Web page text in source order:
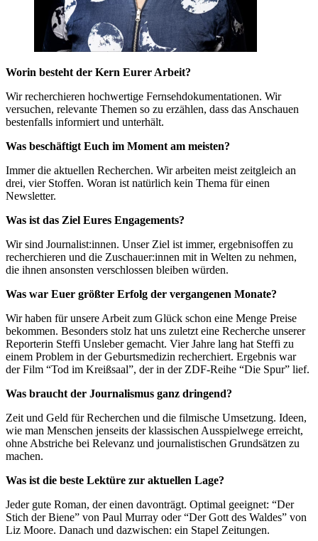
Worin besteht der Kern Eurer Arbeit?
Wir recherchieren hochwertige Fernsehdokumentationen. Wir
versuchen, relevante Themen so zu erzählen, dass das Anschauen
bestenfalls informiert und unterhält.
Was beschäftigt Euch im Moment am meisten?
Immer die aktuellen Recherchen. Wir arbeiten meist zeitgleich an
drei, vier Stoffen. Woran ist natürlich kein Thema für einen
Newsletter.
Was ist das Ziel Eures Engagements?
Wir sind Journalist:innen. Unser Ziel ist immer, ergebnisoffen zu
recherchieren und die Zuschauer:innen mit in Welten zu nehmen,
die ihnen ansonsten verschlossen bleiben würden.
Was war Euer größter Erfolg der vergangenen Monate?
Wir haben für unsere Arbeit zum Glück schon eine Menge Preise
bekommen. Besonders stolz hat uns zuletzt eine Recherche unserer
Reporterin Steffi Unsleber gemacht. Vier Jahre lang hat Steffi zu
einem Problem in der Geburtsmedizin recherchiert. Ergebnis war
der Film “Tod im Kreißsaal”, der in der ZDF-Reihe “Die Spur” lief.
Was braucht der Journalismus ganz dringend?
Zeit und Geld für Recherchen und die filmische Umsetzung. Ideen,
wie man Menschen jenseits der klassischen Ausspielwege erreicht,
ohne Abstriche bei Relevanz und journalistischen Grundsätzen zu
machen.
Was ist die beste Lektüre zur aktuellen Lage?
Jeder gute Roman, der einen davonträgt. Optimal geeignet: “Der
Stich der Biene” von Paul Murray oder “Der Gott des Waldes” von
Liz Moore. Danach und dazwischen: ein Stapel Zeitungen.